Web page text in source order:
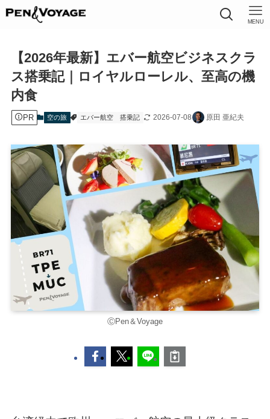
MENU
【2026年最新】エバー航空ビジネスクラ
ス搭乗記｜ロイヤルローレル、至高の機
内食
PR 空の旅 エバー航空 搭乗記 2026-07-08 原田 亜紀夫
ⒸPen＆Voyage